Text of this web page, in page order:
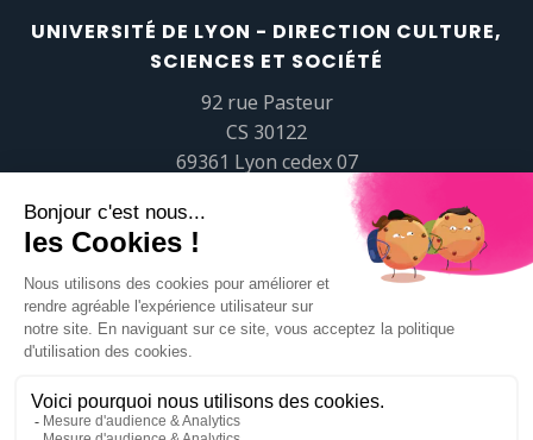
UNIVERSITÉ DE LYON - DIRECTION CULTURE,
SCIENCES ET SOCIÉTÉ
92 rue Pasteur
CS 30122
69361 Lyon cedex 07
popsciences@universite-lyon.fr
Tél.+33 (0)4 37 37 82 01
https://www.youtube.com/embed/Qm-prNOXepo